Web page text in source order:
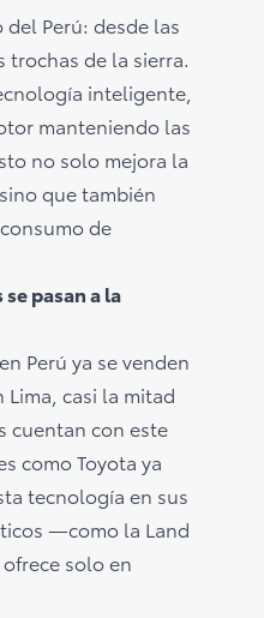
Perú: desde las
trochas de la sierra.
inteligente,
manteniendo las
no solo mejora la
que también
de
pasan a la
Perú ya se venden
Lima, casi la mitad
cuentan con este
como Toyota ya
tecnología en sus
—como la Land
solo en